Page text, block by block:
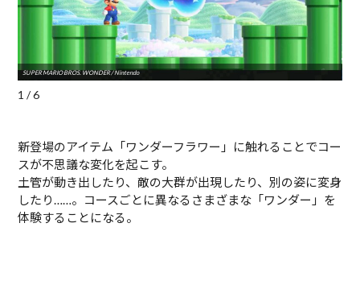
SUPER MARIO BROS. WONDER / Nintendo
1 / 6
新登場のアイテム「ワンダーフラワー」に触れることでコー
スが不思議な変化を起こす。
土管が動き出したり、敵の大群が出現したり、別の姿に変身
したり……。コースごとに異なるさまざまな「ワンダー」を
体験することになる。